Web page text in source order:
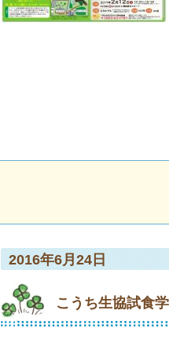
2016年6月24日
こうち生協試食